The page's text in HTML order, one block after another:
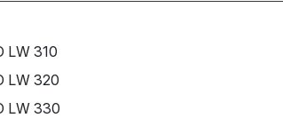
LW 310
LW 320
LW 330